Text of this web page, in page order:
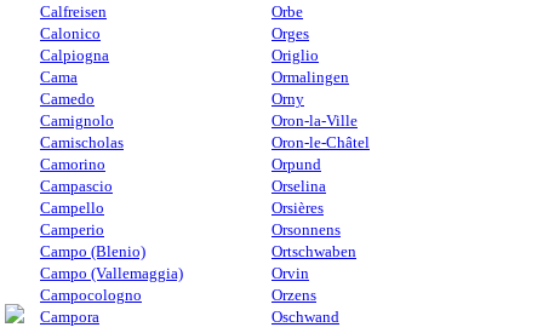
Calfreisen
Calonico
Calpiogna
Cama
Camedo
Camignolo
Camischolas
Camorino
Campascio
Campello
Camperio
Campo (Blenio)
Campo (Vallemaggia)
Campocologno
Campora
Orbe
Orges
Origlio
Ormalingen
Orny
Oron-la-Ville
Oron-le-Châtel
Orpund
Orselina
Orsières
Orsonnens
Ortschwaben
Orvin
Orzens
Oschwand